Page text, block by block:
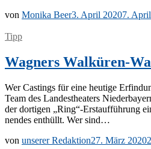
von Monika Beer3. April 20207.
Tipp
Wagners Walküren-
Wer Cas­tings für eine heu­ti­ge
Team des Lan­des­thea­ters
der dor­ti­gen „Ring“-Erstaufführung
nen­des ent­hüllt. Wer sind…
von unserer Redaktion27. März 2020